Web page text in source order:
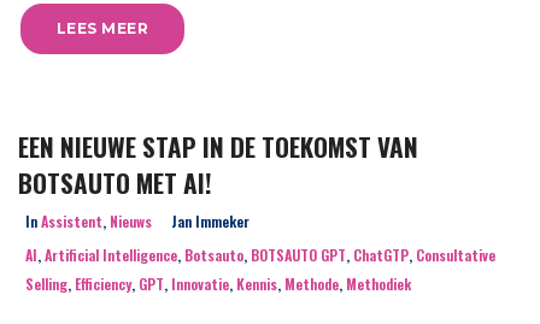
LEES MEER
EEN NIEUWE STAP IN DE TOEKOMST VAN
BOTSAUTO MET AI!
InAssistent, Nieuws
Jan Immeker
AI,Artificial Intelligence, Botsauto, BOTSAUTO GPT, ChatGTP, Consultative
Selling, Efficiency, GPT, Innovatie, Kennis, Methode, Methodiek